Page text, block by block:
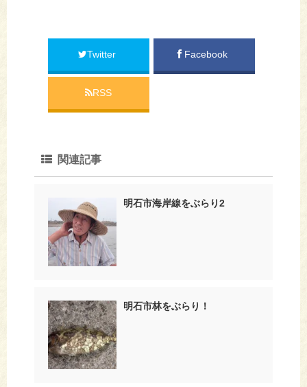
Twitter Facebook
RSS
関連記事
明石市海岸線をぶらり2
明石市林をぶらり！